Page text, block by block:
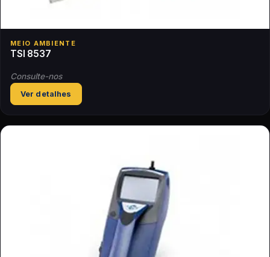
MEIO AMBIENTE
TSI 8537
Consulte-nos
Ver detalhes